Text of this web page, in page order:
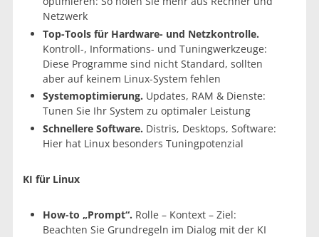
Netzwerk
Top-Tools für Hardware- und Netzkontrolle.
Kontroll-, Informations- und Tuningwerkzeuge:
Diese Programme sind nicht Standard, sollten
aber auf keinem Linux-System fehlen
Systemoptimierung. Updates, RAM & Dienste:
Tunen Sie Ihr System zu optimaler Leistung
Schnellere Software. Distris, Desktops, Software:
Hier hat Linux besonders Tuningpotenzial
KI für Linux
How-to „Prompt“. Rolle – Kontext – Ziel:
Beachten Sie Grundregeln im Dialog mit der KI